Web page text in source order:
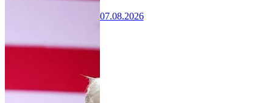
07.08.2026